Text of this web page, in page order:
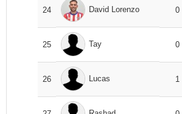
24 David Lorenzo 0
25 Tay 0
26 Lucas 1